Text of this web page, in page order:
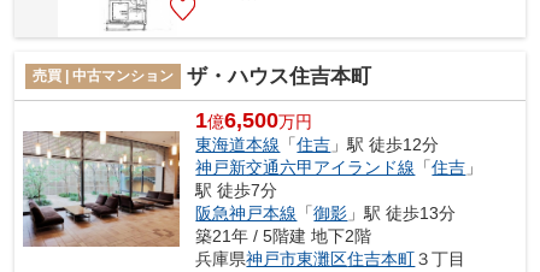
売買 | 中古マンション ザ・ハウス住吉本町
1億6,500万円
東海道本線 「住吉 」駅 徒歩12分
神戸新交通六甲アイランド線 「住吉 」
駅 徒歩7分
阪急神戸本線 「御影 」駅 徒歩13分
築21年 / 5階建 地下2階
兵庫県神戸市東灘区住吉本町３丁目